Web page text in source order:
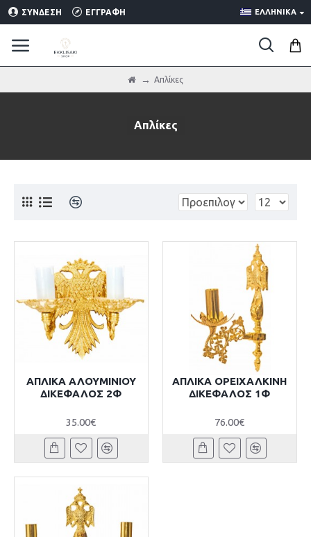
ΣΎΝΔΕΣΗ ΕΓΓΡΑΦΉ ΕΛΛΗΝΙΚΑ
Απλίκες
Απλίκες
ΑΠΛΙΚΑ ΑΛΟΥΜΙΝΙΟΥ
ΔΙΚΕΦΑΛΟΣ 2Φ
35.00€
ΑΠΛΙΚΑ ΟΡΕΙΧΑΛΚΙΝΗ
ΔΙΚΕΦΑΛΟΣ 1Φ
76.00€